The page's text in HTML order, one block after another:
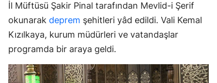
İl Müftüsü Şakir Pinal tarafından Mevlid-i Şerif
okunarak deprem şehitleri yâd edildi. Vali Kemal
Kızılkaya, kurum müdürleri ve vatandaşlar
programda bir araya geldi.